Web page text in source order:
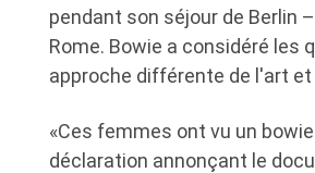
pendant son séjour de Berlin
Rome. Bowie a considéré
approche différente de l'art et
«Ces femmes ont vu un
déclaration annonçant le